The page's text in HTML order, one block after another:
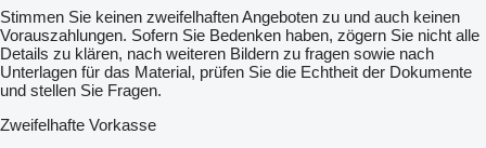
Stimmen Sie keinen zweifelhaften Angeboten zu und auch keinen
Vorauszahlungen. Sofern Sie Bedenken haben, zögern Sie nicht alle
Details zu klären, nach weiteren Bildern zu fragen sowie nach
Unterlagen für das Material, prüfen Sie die Echtheit der Dokumente
und stellen Sie Fragen.
Zweifelhafte Vorkasse